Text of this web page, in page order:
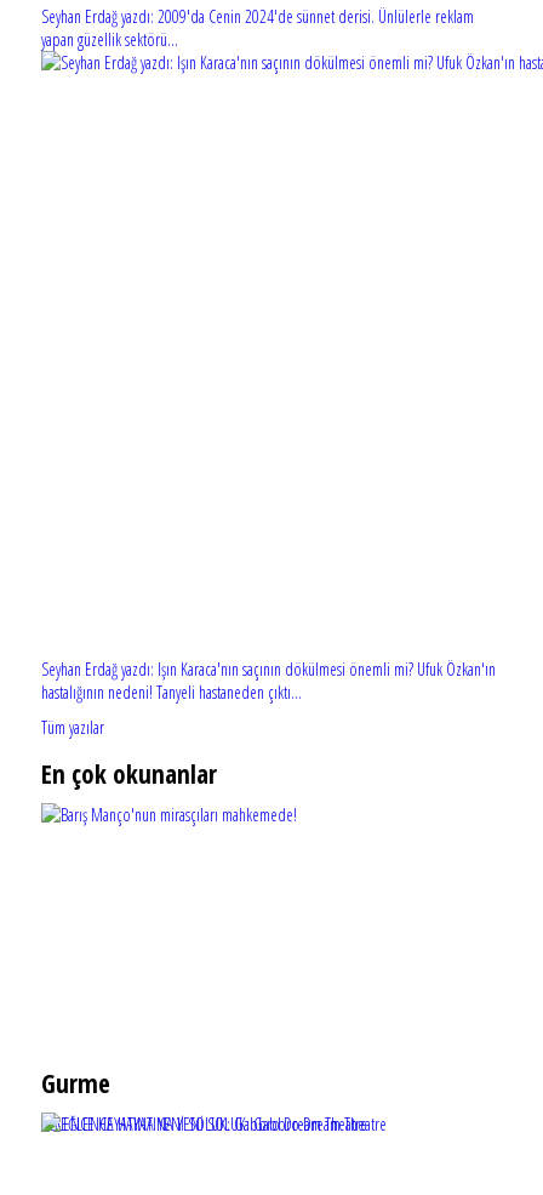
Seyhan Erdağ yazdı: 2009'da Cenin 2024'de sünnet derisi. Ünlülerle reklam
yapan güzellik sektörü...
Seyhan Erdağ yazdı: Işın Karaca'nın saçının dökülmesi önemli mi? Ufuk Özkan'ın
hastalığının nedeni! Tanyeli hastaneden çıktı...
Tüm yazılar
En çok okunanlar
Gurme
EĞLENCE HAYATINA YENİ SOLUK: Gabbro Dream Theatre